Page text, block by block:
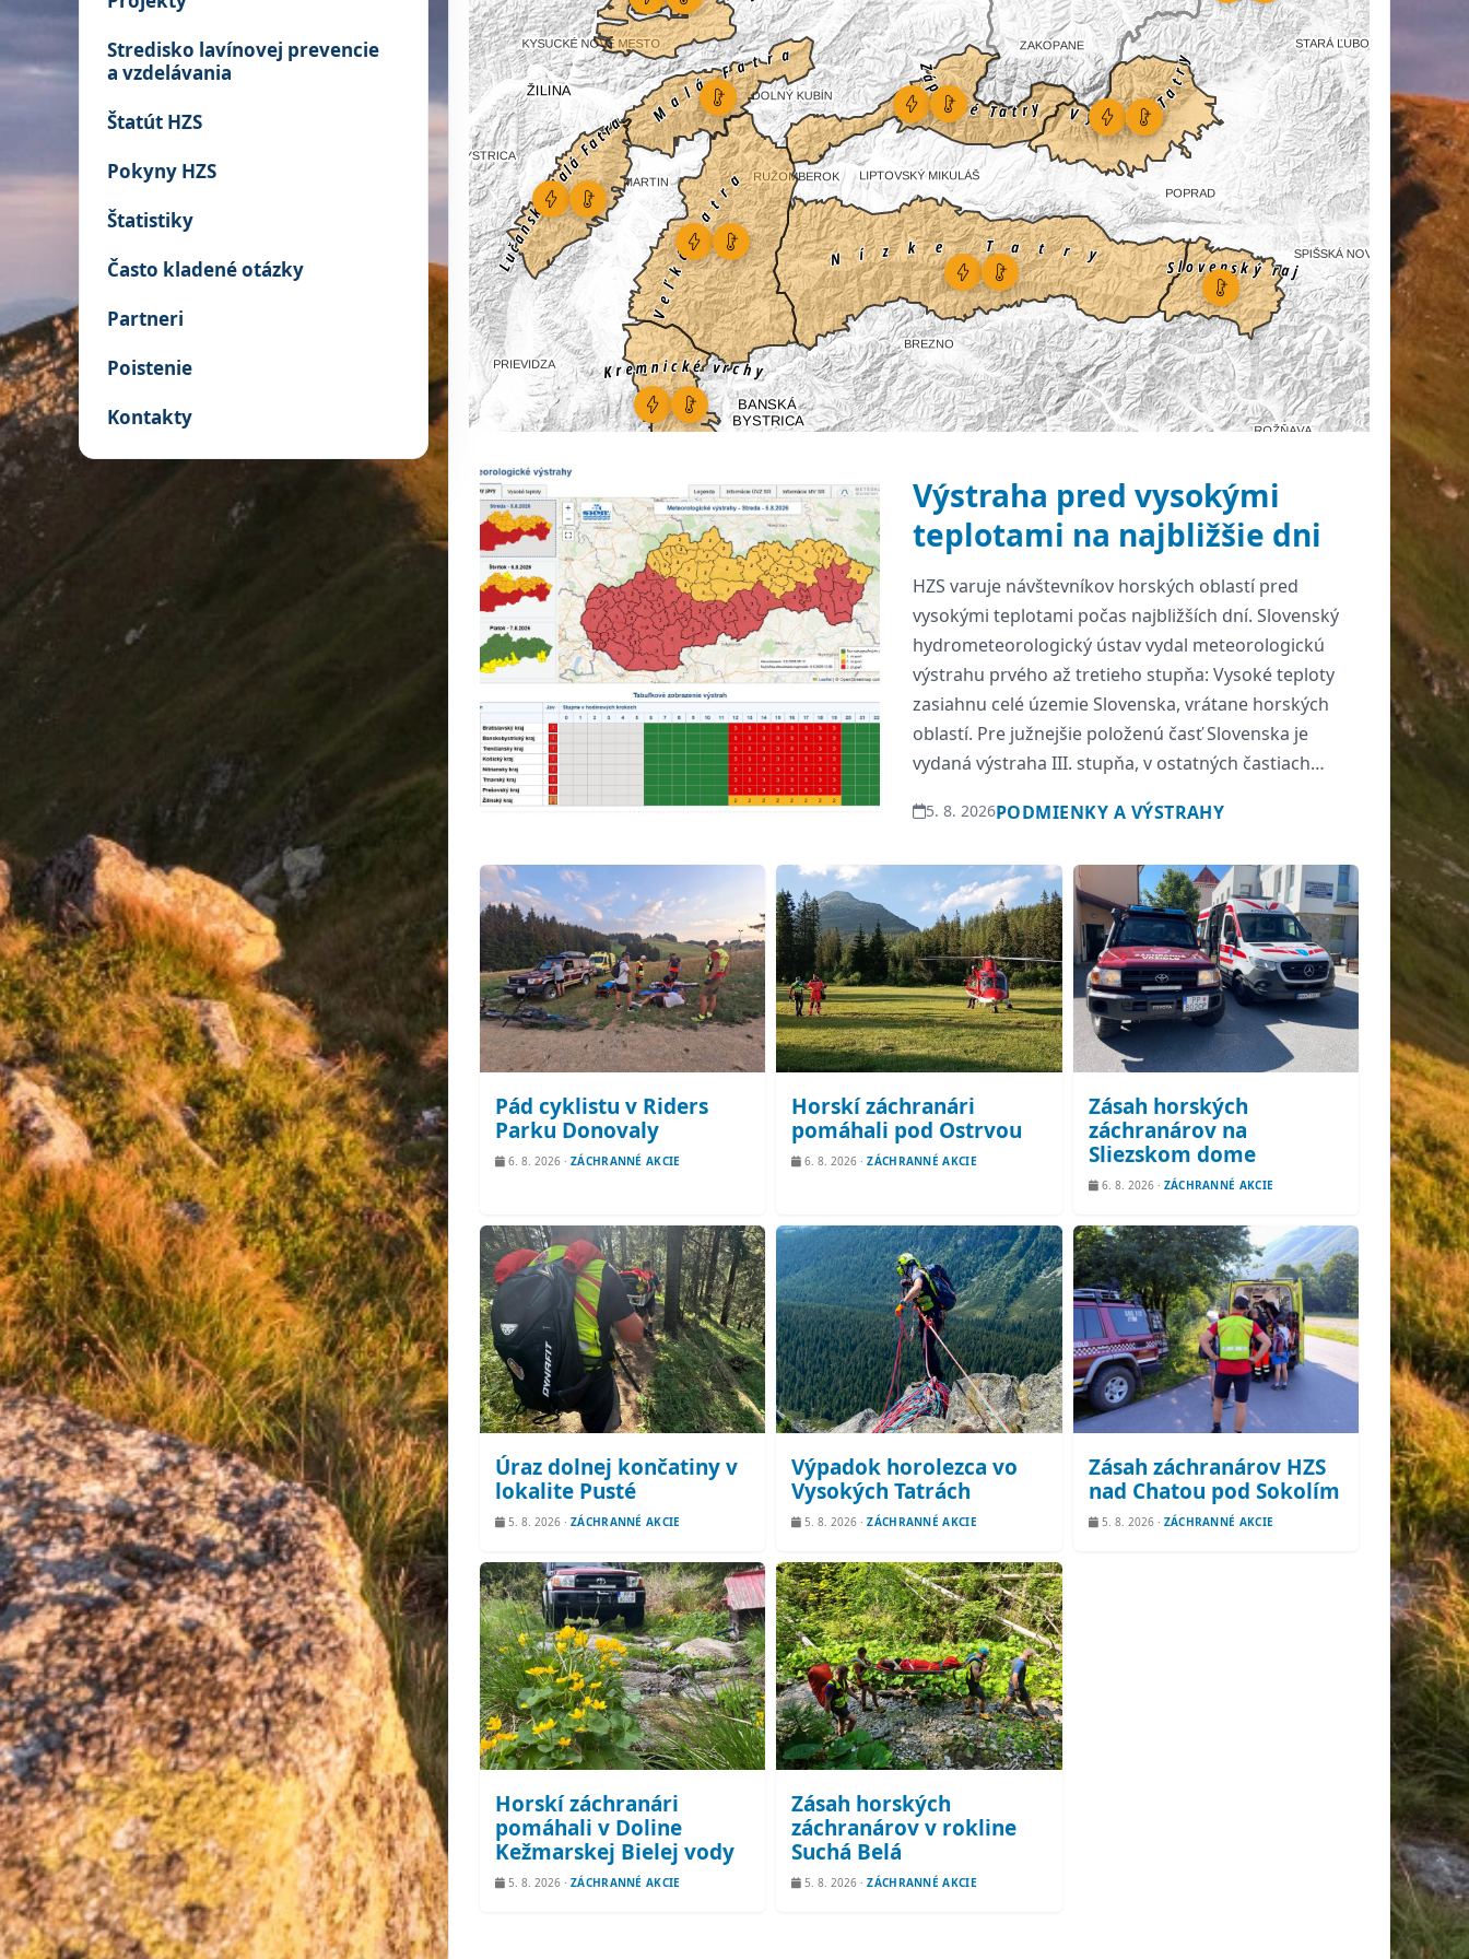
Stredisko lavínovej prevencie
a vzdelávania
Štatút HZS
Pokyny HZS
Štatistiky
Často kladené otázky
Partneri
Poistenie
Kontakty
Hlavný článok
Výstraha pred vysokými
teplotami na najbližšie dni
HZS varuje návštevníkov horských oblastí pred
vysokými teplotami počas najbližších dní. Slovenský
hydrometeorologický ústav vydal meteorologickú
výstrahu prvého až tretieho stupňa: Vysoké teploty
zasiahnu celé územie Slovenska, vrátane horských
oblastí. Pre južnejšie položenú časť Slovenska je
vydaná výstraha III. stupňa, v ostatných častiach
stupeň výstrahy pred vysokými […]
5. 8. 2026PODMIENKY A VÝSTRAHY
Najnovšie aktuality
Pád cyklistu v Riders
Parku Donovaly
6. 8. 2026 · ZÁCHRANNÉ AKCIE
Horskí záchranári
pomáhali pod Ostrvou
6. 8. 2026· ZÁCHRANNÉ AKCIE
Zásah horských
záchranárov na
Sliezskom dome
6. 8. 2026 · ZÁCHRANNÉ AKCIE
Úraz dolnej končatiny v
lokalite Pusté
5. 8. 2026 · ZÁCHRANNÉ AKCIE
Výpadok horolezca vo
Vysokých Tatrách
5. 8. 2026· ZÁCHRANNÉ AKCIE
Zásah záchranárov HZS
nad Chatou pod Sokolím
5. 8. 2026 · ZÁCHRANNÉ AKCIE
Horskí záchranári
pomáhali v Doline
Kežmarskej Bielej vody
5. 8. 2026 · ZÁCHRANNÉ AKCIE
Zásah horských
záchranárov v rokline
Suchá Belá
5. 8. 2026· ZÁCHRANNÉ AKCIE